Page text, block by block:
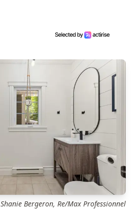
Shanie Bergeron, Re/Max Professionnel